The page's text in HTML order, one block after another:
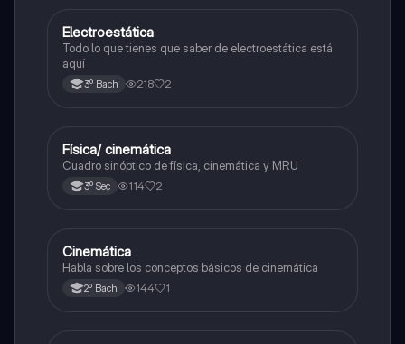
Física
Electroestática
Todo lo que tienes que saber de electroestática está
aquí
3º Bach 218 2
Física
Física/ cinemática
Cuadro sinóptico de física, cinemática y MRU
3º Sec 114 2
Física
Cinemática
Habla sobre los conceptos básicos de cinemática
2º Bach 144 1